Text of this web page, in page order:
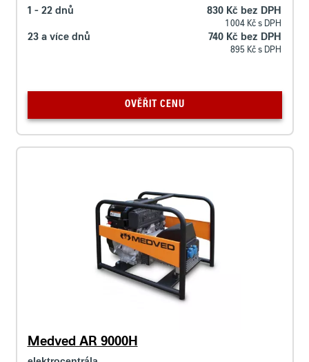
1 - 22 dnů 830 Kč bez DPH
1 004 Kč s DPH
23 a více dnů 740 Kč bez DPH
895 Kč s DPH
OVĚŘIT CENU
Medved AR 9000H